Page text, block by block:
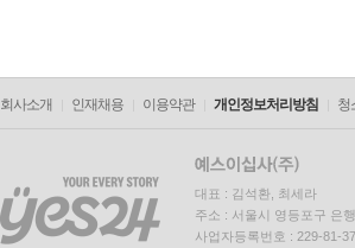
회사소개 인재채용 이용약관 개인정보처리방침 청
대표 : 김석환, 최세라
주소 : 서울시 영등포구 은
사업자등록번호 : 229-81-